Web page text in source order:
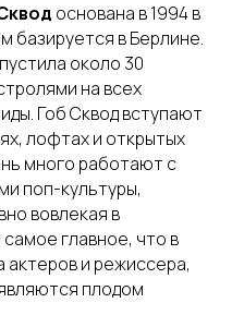
основана в 1994 в
базируется в Берлине.
около 30
на всех
Гоб Сквод вступают
лофтах и открытых
много работают с
поп-культуры,
вовлекая в
главное, что в
актеров и режиссера,
плодом